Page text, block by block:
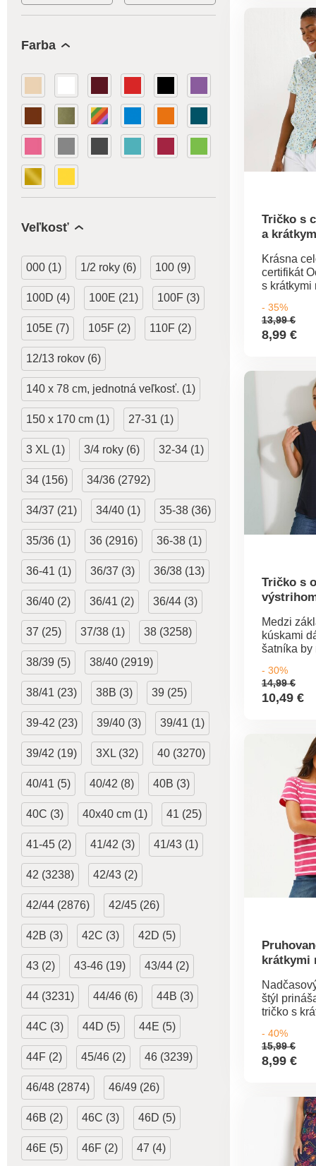
Farba
Veľkosť
000 (1) 1/2 roky (6) 100 (9)
100D (4) 100E (21) 100F (3)
105E (7) 105F (2) 110F (2)
12/13 rokov (6)
140 x 78 cm, jednotná veľkosť. (1)
150 x 170 cm (1) 27-31 (1)
3 XL (1) 3/4 roky (6) 32-34 (1)
34 (156) 34/36 (2792)
34/37 (21) 34/40 (1) 35-38 (36)
35/36 (1) 36 (2916) 36-38 (1)
36-41 (1) 36/37 (3) 36/38 (13)
36/40 (2) 36/41 (2) 36/44 (3)
37 (25) 37/38 (1) 38 (3258)
38/39 (5) 38/40 (2919)
38/41 (23) 38B (3) 39 (25)
39-42 (23) 39/40 (3) 39/41 (1)
39/42 (19) 3XL (32) 40 (3270)
40/41 (5) 40/42 (8) 40B (3)
40C (3) 40x40 cm (1) 41 (25)
41-45 (2) 41/42 (3) 41/43 (1)
42 (3238) 42/43 (2)
42/44 (2876) 42/45 (26)
42B (3) 42C (3) 42D (5)
43 (2) 43-46 (19) 43/44 (2)
44 (3231) 44/46 (6) 44B (3)
44C (3) 44D (5) 44E (5)
44F (2) 45/46 (2) 46 (3239)
46/48 (2874) 46/49 (26)
46B (2) 46C (3) 46D (5)
46E (5) 46F (2) 47 (4)
IFTH).
označuje
ktoré boli
široké
výrobok
rámec
Možno
Tričko s
a
Krásna
certifikát
s krátkymi
pozornosti.
výstrih.
Rovný
IFTH).
označuje
ktoré boli
široké
škodlivých
výrobok je
rámec
Možno
- 35%
13,99 €
8,99 €
Tričko s
Medzi
kúskami
šatníka by
výstrihom
rukávmi.
Vzdušný
rukávy s
ramená.
lem.
bypodľa
1216 / 3
známka
výrobky,
testom na
spektrum
a výrobok
nad
- 30%
14,99 €
10,49 €
krátkymi
štýl
tričko s
Oeko-Tex.
výstrih.
Rovný
Táto
textilné
testom na
spektrum
- 40%
15,99 €
8,99 €